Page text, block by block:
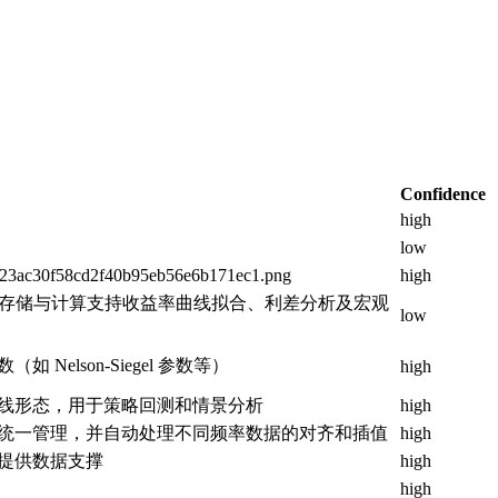
Confidence
high
low
high
储与计算支持收益率曲线拟合、利差分析及宏观
low
如 Nelson-Siegel 参数等） high
形态，用于策略回测和情景分析
high
一管理，并自动处理不同频率数据的对齐和插值
high
供数据支撑
high
high